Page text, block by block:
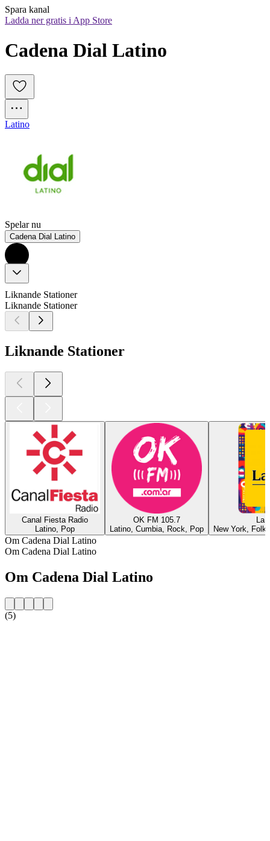
Spara kanal
Ladda ner gratis i App Store
Cadena Dial Latino
Latino
Spelar nu
Cadena Dial Latino
Liknande Stationer
Liknande Stationer
Liknande Stationer
Canal Fiesta Radio
Latino, Pop
OK FM 105.7
Latino, Cumbia, Rock, Pop
La
New York,
Om Cadena Dial Latino
Om Cadena Dial Latino
Om Cadena Dial Latino
(5)